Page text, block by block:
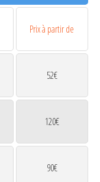
Prix à partir de
52€
120€
90€